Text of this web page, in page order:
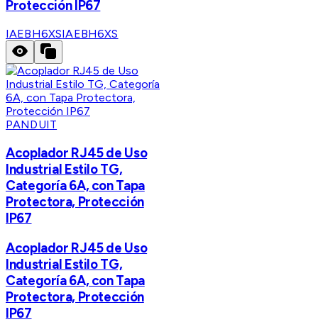
Protección IP67
IAEBH6XSIAEBH6XS
PANDUIT
Acoplador RJ45 de Uso
Industrial Estilo TG,
Categoría 6A, con Tapa
Protectora, Protección
IP67
Acoplador RJ45 de Uso
Industrial Estilo TG,
Categoría 6A, con Tapa
Protectora, Protección
IP67